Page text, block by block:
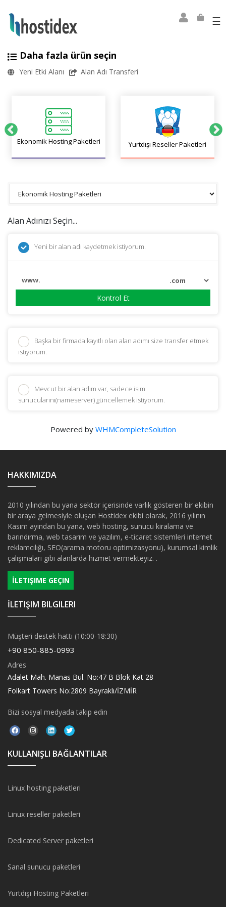
☰
Daha fazla ürün seçin
Yeni Etki Alanı Alan Adı Transferi
Ekonomik Hosting Paketleri Yurtdışı Reseller Paketleri
Alan Adınızı Seçin...
Yeni bir alan adı kaydetmek istiyorum.
www.
Kontrol Et
Başka bir firmada kayıtlı olan alan adımı size transfer etmek
istiyorum.
Mevcut bir alan adım var, sadece isim
sunucularını(nameserver) güncellemek istiyorum.
Powered by WHMCompleteSolution
HAKKIMIZDA
2010 yılından bu yana sektör içerisinde varlık gösteren bir ekibin
bir araya gelmesiyle oluşan Hostidex ekibi olarak, 2016 yılının
Kasım ayından bu yana, web hosting, sunucu kiralama ve
barındırma, web tasarım ve yazılım, e-ticaret sistemleri internet
reklamcılığı, SEO(arama motoru optimizasyonu), kurumsal kimlik
çalışmaları gibi alanlarda hizmet vermekteyiz. .
İLETIŞIME GEÇIN
İLETIŞIM BILGILERI
Müşteri destek hattı (10:00-18:30)
+90 850-885-0993
Adres
Adalet Mah. Manas Bul. No:47 B Blok Kat 28
Folkart Towers No:2809 Bayraklı/İZMİR
Bizi sosyal medyada takip edin
KULLANIŞLI BAĞLANTILAR
Linux hosting paketleri
Linux reseller paketleri
Dedicated Server paketleri
Sanal sunucu paketleri
Yurtdışı Hosting Paketleri